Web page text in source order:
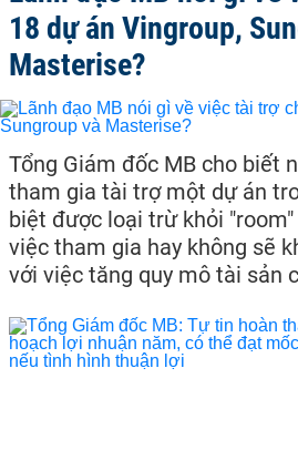
18 dự án Vingroup,
Masterise?
Tổng Giám đốc MB cho biết
tham gia tài trợ một dự án
biệt được loại trừ khỏi
việc tham gia hay không sẽ
với việc tăng quy mô tài sản